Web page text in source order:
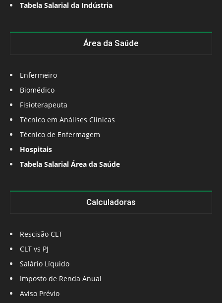
Tabela Salarial da Indústria
Área da Saúde
Enfermeiro
Biomédico
Fisioterapeuta
Técnico em Análises Clínicas
Técnico de Enfermagem
Hospitais
Tabela Salarial Área da Saúde
Calculadoras
Rescisão CLT
CLT vs PJ
Salário Líquido
Imposto de Renda Anual
Aviso Prévio